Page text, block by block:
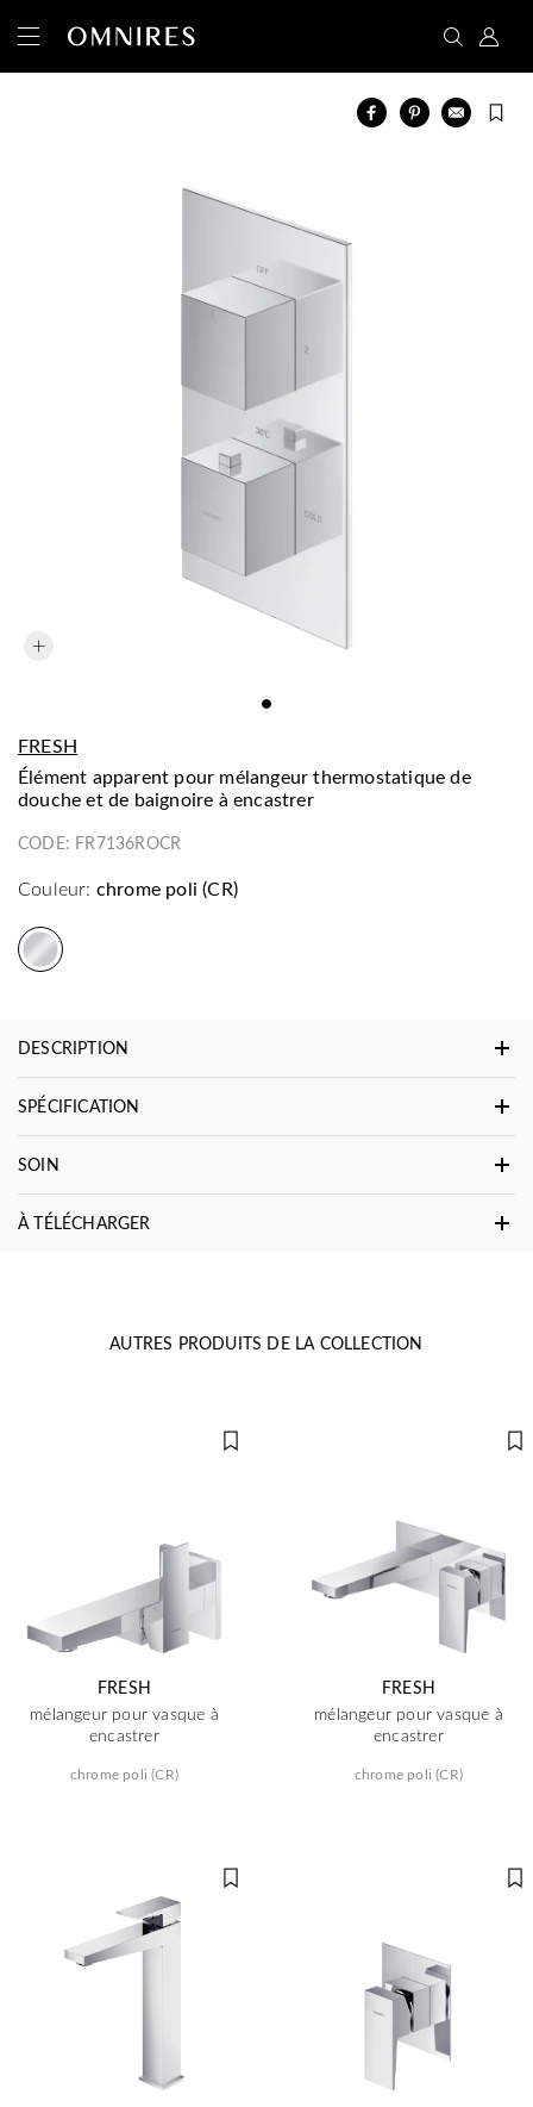
FRESH
élément apparent pour mélangeur thermostatique de
douche et de baignoire à encastrer
CODE: FR7136ROCR
Couleur: chrome poli (CR)
DESCRIPTION
SPÉCIFICATION
SOIN
À TÉLÉCHARGER
AUTRES PRODUITS DE LA COLLECTION
FRESH
mélangeur pour vasque à
encastrer
chrome poli (CR)
FRESH
mélangeur pour vasque à
encastrer
chrome poli (CR)